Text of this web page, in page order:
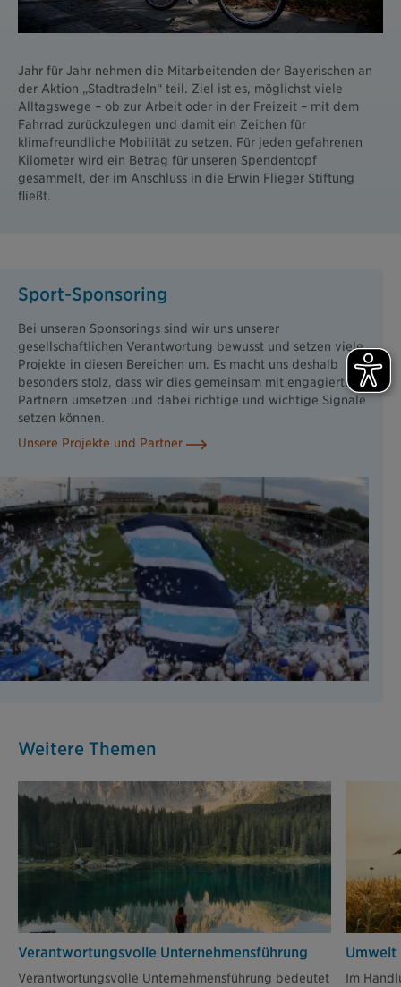
Jahr für Jahr nehmen die Mitarbeitenden der Bayerischen an
der Aktion „Stadtradeln“ teil. Ziel ist es, möglichst viele
Alltagswege – ob zur Arbeit oder in der Freizeit – mit dem
Fahrrad zurückzulegen und damit ein Zeichen für
klimafreundliche Mobilität zu setzen. Für jeden gefahrenen
Kilometer wird ein Betrag für unseren Spendentopf
gesammelt, der im Anschluss in die Erwin Flieger Stiftung
fließt.
Sport-Sponsoring
Bei unseren Sponsorings sind wir uns unserer
gesellschaftlichen Verantwortung bewusst und setzen viele
Projekte in diesen Bereichen um. Es macht uns deshalb
besonders stolz, dass wir dies gemeinsam mit engagierten
Partnern umsetzen und dabei richtige und wichtige Signale
setzen können.
Unsere Projekte und Partner
Weitere Themen
Verantwortungsvolle Unternehmensführung
Verantwortungsvolle Unternehmensführung bedeutet
Umwelt
Im